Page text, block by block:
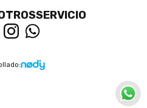
SERVICIO